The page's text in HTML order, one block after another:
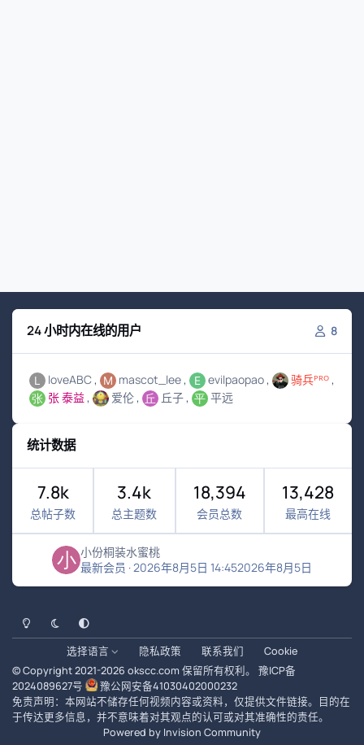
24 小时内在线的用户 8
loveABC mascot_lee evilpaopao
骑兵ᴾᴿᴼ
张 泰益
爱伦 丘子 平远
统计数据
7.8k
总帖子数
3.4k
总主题数
18,394
会员总数
13,428
最高在线
小份桐装水蜜桃
最新会员 ·2026年8月5日 14:452026年8月5日
浅色模式黑暗模式系统偏好
选择语言 隐私政策 联系我们
Cookie
© Copyright 2021-2026 okscc.com 保留所有权利。 豫ICP备
2024089627号
豫公网安备41030402000232
免责声明：本网站不储存任何视频内容或资料，仅提供文件链接。目的在
于传达更多信息，并不意味着对其观点的认可或对其准确性的责任。
Powered by Invision Community